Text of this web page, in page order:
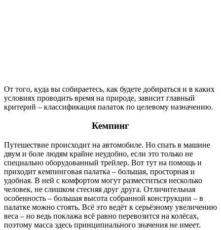
От того, куда вы собираетесь, как будете добираться и в каких
условиях проводить время на природе, зависит главный
критерий – классификация палаток по целевому назначению.
Кемпинг
Путешествие происходит на автомобиле. Но спать в машине
двум и боле людям крайне неудобно, если это только не
специально оборудованный трейлер. Вот тут на помощь и
приходит кемпинговая палатка – большая, просторная и
удобная. В ней с комфортом могут разместиться несколько
человек, не слишком стесняя друг друга. Отличительная
особенность – большая высота собранной конструкции – в
палатке можно стоять. Всё это ведёт к серьёзному увеличению
веса – но ведь поклажа всё равно перевозится на колёсах,
поэтому масса здесь принципиального значения не имеет.